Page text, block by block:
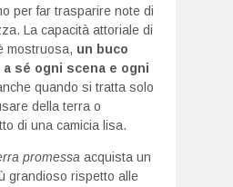
per far trasparire note di
La capacità attoriale di
mostruosa, un buco
sé ogni scena e ogni
quando si tratta solo
della terra o
di una camicia lisa.
promessa acquista un
grandioso rispetto alle